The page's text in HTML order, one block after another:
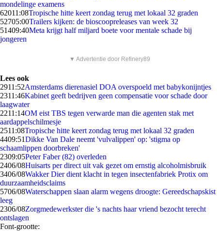
mondelinge examens
62011:08Tropische hitte keert zondag terug met lokaal 32 graden
52705:00Trailers kijken: de bioscoopreleases van week 32
51409:40Meta krijgt half miljard boete voor mentale schade bij
jongeren
▼ Advertentie door Refinery89
Lees ook
2911:52Amsterdams dierenasiel DOA overspoeld met babykonijntjes
2311:46Kabinet geeft bedrijven geen compensatie voor schade door
laagwater
2211:14OM eist TBS tegen verwarde man die agenten stak met
aardappelschilmesje
2511:08Tropische hitte keert zondag terug met lokaal 32 graden
4409:51Dikke Van Dale neemt 'vulvalippen' op: 'stigma op
schaamlippen doorbreken'
2309:05Peter Faber (82) overleden
2406/08Huisarts per direct uit vak gezet om ernstig alcoholmisbruik
3406/08Wakker Dier dient klacht in tegen insectenfabriek Protix om
duurzaamheidsclaims
5706/08Waterschappen slaan alarm wegens droogte: Gereedschapskist
leeg
2306/08Zorgmedewerkster die 's nachts haar vriend bezocht terecht
ontslagen
Font-grootte: